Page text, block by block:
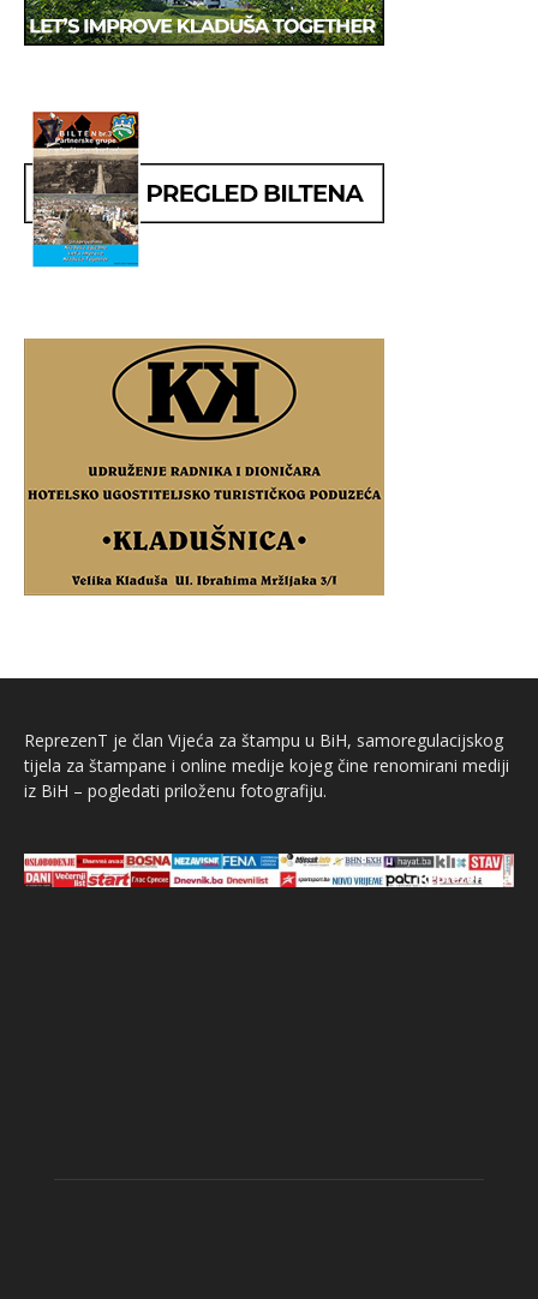
ReprezenT je član Vijeća za štampu u BiH, samoregulacijskog
tijela za štampane i online medije kojeg čine renomirani mediji
iz BiH – pogledati priloženu fotografiju.